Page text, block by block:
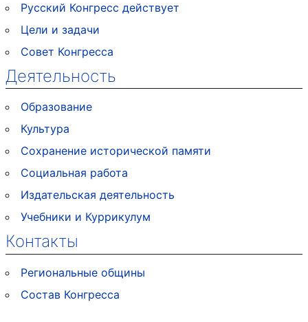
Русский Конгресс действует
Цели и задачи
Совет Конгресса
Деятельность
Образование
Культура
Сохранение исторической памяти
Социальная работа
Издательская деятельность
Учебники и Куррикулум
Контакты
Региональные общины
Состав Конгресса